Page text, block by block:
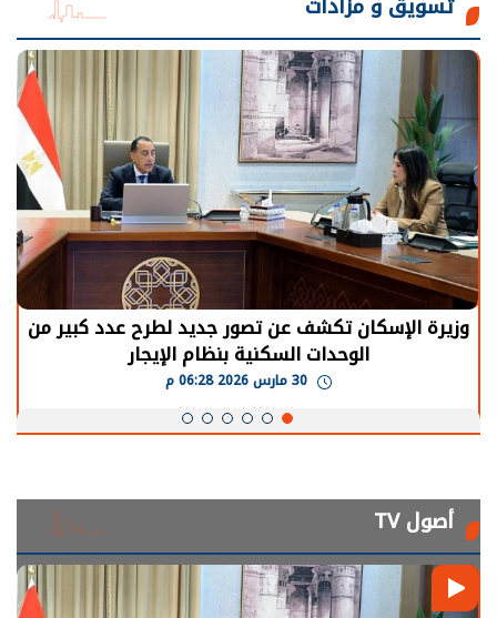
الرئيس السيسي: توقف الأنشطة في قطاع الطاقة
يحتاج إلى سنوات لعودة معدلات الإنتاج الطبيعية
أصول TV